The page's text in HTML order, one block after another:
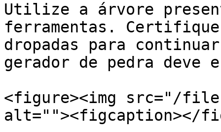
Utilize a árvore
ferramentas.
dropadas para
gerador de pedra deve
<figure><img src="/
alt=""><figcaption></